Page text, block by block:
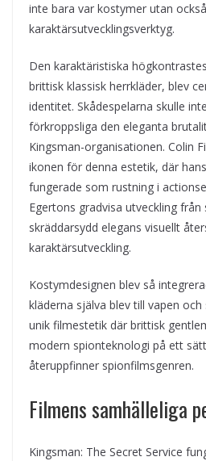
inte bara var kostymer utan också
karaktärsutvecklingsverktyg.
Den karaktäristiska
brittisk klassisk herrkläder, blev
identitet. Skådespelarna skulle
förkroppsliga den eleganta
Kingsman-organisationen. Colin
ikonen för denna estetik, där
fungerade som rustning i
Egertons gradvisa utveckling från
skräddarsydd elegans visuellt
karaktärsutveckling.
Kostymdesignen blev så
kläderna själva blev till vapen
unik filmestetik där brittisk
modern spionteknologi på ett
återuppfinner spionfilmsgenren.
Filmens samhälleliga
Kingsman: The Secret Service